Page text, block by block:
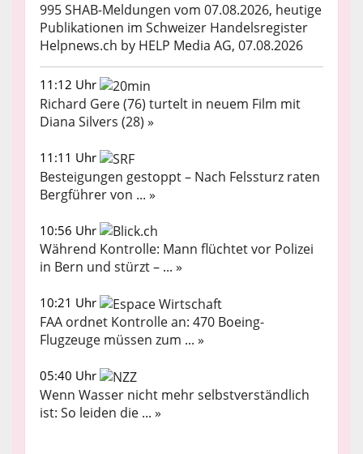
995 SHAB-Meldungen vom 07.08.2026, heutige
Publikationen im Schweizer Handelsregister
Helpnews.ch by HELP Media AG, 07.08.2026
11:12 Uhr
Richard Gere (76) turtelt in neuem Film mit
Diana Silvers (28) »
11:11 Uhr
Besteigungen gestoppt – Nach Felssturz raten
Bergführer von ... »
10:56 Uhr
Während Kontrolle: Mann flüchtet vor Polizei
in Bern und stürzt – ... »
10:21 Uhr
FAA ordnet Kontrolle an: 470 Boeing-
Flugzeuge müssen zum ... »
05:40 Uhr
Wenn Wasser nicht mehr selbstverständlich
ist: So leiden die ... »